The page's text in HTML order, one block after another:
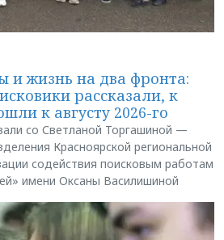
и жизнь на два фронта:
рассказали, к
к августу 2026-го
со Светланой Торгашиной —
Красноярской региональной
содействия поисковым работам
имени Оксаны Василишиной